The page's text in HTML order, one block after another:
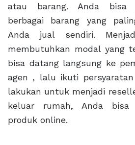
atau barang. Anda bisa
berbagai barang yang
Anda jual sendiri.
membutuhkan modal yang
bisa datang langsung ke
agen , lalu ikuti
lakukan untuk menjadi
keluar rumah, Anda bisa
produk online.